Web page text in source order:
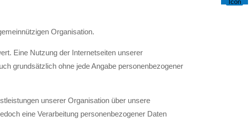
Organisation.
Eine Nutzung der Internetseiten unserer
grundsätzlich ohne jede Angabe personenbezogener
unserer Organisation über unsere
eine Verarbeitung personenbezogener Daten